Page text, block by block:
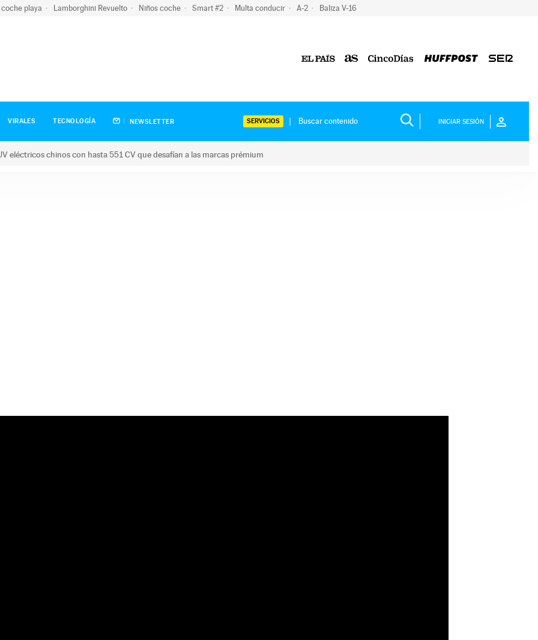
playa Lamborghini Revuelto Niños coche Smart #2 Multa conducir A-2 Baliza V-16
VIRALES TECNOLOGÍA NEWSLETTER SERVICIOS INICIAR SESIÓN
eléctricos chinos con hasta 551 CV que desafían a las marcas prémium